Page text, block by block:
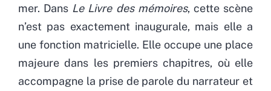
mer. Dans Le Livre des mémoires, cette scène
n’est pas exactement inaugurale, mais elle a
une fonction matricielle. Elle occupe une place
majeure dans les premiers chapitres, où elle
accompagne la prise de parole du narrateur et